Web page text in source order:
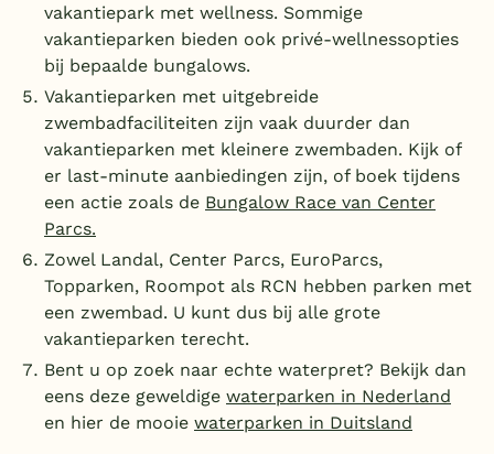
vakantiepark met wellness. Sommige
vakantieparken bieden ook privé-wellnessopties
bij bepaalde bungalows.
Vakantieparken met uitgebreide
zwembadfaciliteiten zijn vaak duurder dan
vakantieparken met kleinere zwembaden. Kijk of
er last-minute aanbiedingen zijn, of boek tijdens
een actie zoals de Bungalow Race van Center
Parcs.
Zowel Landal, Center Parcs, EuroParcs,
Topparken, Roompot als RCN hebben parken met
een zwembad. U kunt dus bij alle grote
vakantieparken terecht.
Bent u op zoek naar echte waterpret? Bekijk dan
eens deze geweldige waterparken in Nederland
en hier de mooie waterparken in Duitsland